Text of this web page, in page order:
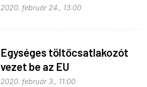
eszik?
2020. február 24., 13:00
Egységes töltőcsatlakozót
vezet be az EU
2020. február 3., 11:00